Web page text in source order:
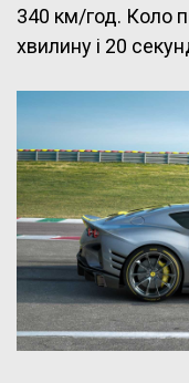
340 км/год. Коло
хвилину і 20